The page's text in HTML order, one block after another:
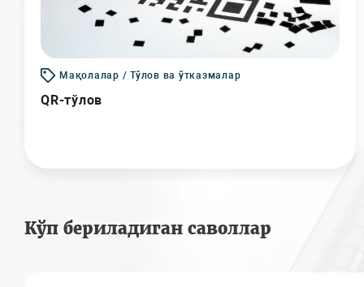
Мақолалар / Тўлов ва ўтказмалар
QR-тўлов
Кўп бериладиган саволлар